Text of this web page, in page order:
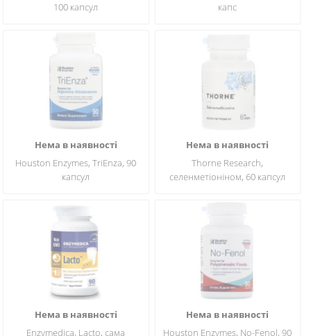
100 капсул
капс
Нема в наявності
Houston Enzymes, TriEnza, 90
капсул
Нема в наявності
Thorne Research,
селенметіоніном, 60 капсул
Нема в наявності
Enzymedica, Lacto, сама
Нема в наявності
Houston Enzymes, No-Fenol, 90